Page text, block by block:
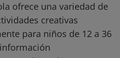
ofrece una variedad de
creativas
para niños de 12 a 36